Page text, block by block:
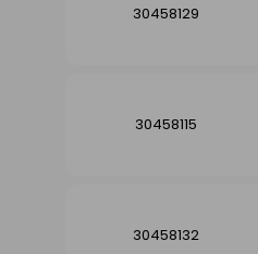
30458129
30458115
30458132